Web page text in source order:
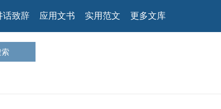
话致辞 应用文书 实用范文 更多文库